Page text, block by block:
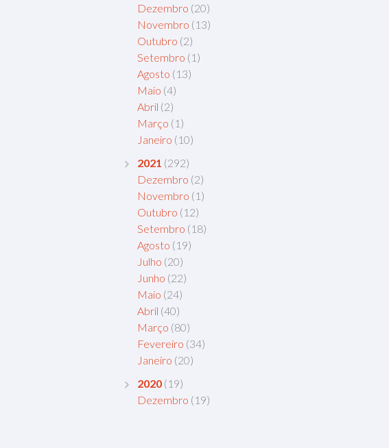
Dezembro (20)
Novembro (13)
Outubro (2)
Setembro (1)
Agosto (13)
Maio (4)
Abril (2)
Março (1)
Janeiro (10)
2021 (292)
Dezembro (2)
Novembro (1)
Outubro (12)
Setembro (18)
Agosto (19)
Julho (20)
Junho (22)
Maio (24)
Abril (40)
Março (80)
Fevereiro (34)
Janeiro (20)
2020 (19)
Dezembro (19)